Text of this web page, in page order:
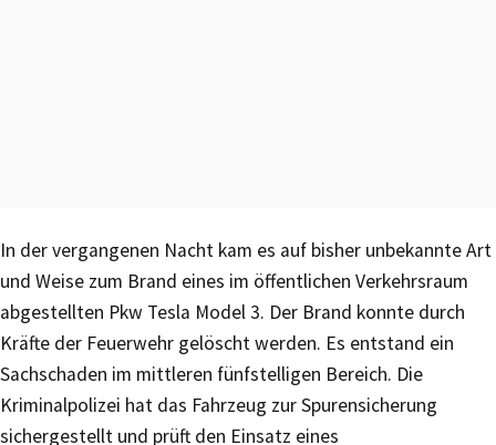
In der vergangenen Nacht kam es auf bisher unbekannte Art
und Weise zum Brand eines im öffentlichen Verkehrsraum
abgestellten Pkw Tesla Model 3. Der Brand konnte durch
Kräfte der Feuerwehr gelöscht werden. Es entstand ein
Sachschaden im mittleren fünfstelligen Bereich. Die
Kriminalpolizei hat das Fahrzeug zur Spurensicherung
sichergestellt und prüft den Einsatz eines